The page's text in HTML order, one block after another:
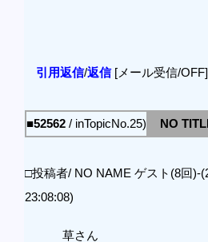
引用返信/返信[メール受信/OFF]
■52562 / inTopicNo.25)
NO
□投稿者/ NO NAME ゲスト(8回)-
23:08:08)
草さん